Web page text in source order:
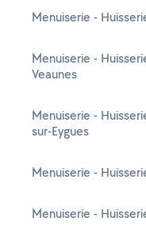
Menuiserie -
Menuiserie -
Veaunes
Menuiserie -
sur-Eygues
Menuiserie -
Menuiserie -